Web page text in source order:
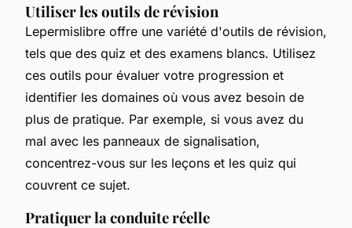
Utiliser les outils de révision
Lepermislibre offre une variété d'outils de révision,
tels que des quiz et des examens blancs. Utilisez
ces outils pour évaluer votre progression et
identifier les domaines où vous avez besoin de
plus de pratique. Par exemple, si vous avez du
mal avec les panneaux de signalisation,
concentrez-vous sur les leçons et les quiz qui
couvrent ce sujet.
Pratiquer la conduite réelle